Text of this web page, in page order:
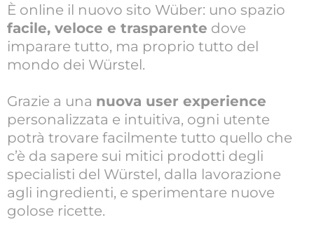
È online il nuovo sito Wüber: uno spazio
facile, veloce e trasparente dove
imparare tutto, ma proprio tutto del
mondo dei Würstel.
Grazie a una nuova user experience
personalizzata e intuitiva, ogni utente
potrà trovare facilmente tutto quello che
c’è da sapere sui mitici prodotti degli
specialisti del Würstel, dalla lavorazione
agli ingredienti, e sperimentare nuove
golose ricette.